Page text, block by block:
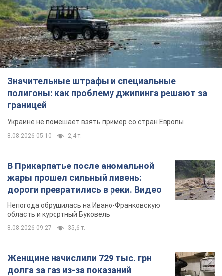
Значительные штрафы и специальные
полигоны: как проблему джипинга решают за
границей
Украине не помешает взять пример со стран Европы
8.08.2026 05:10 2,4 т.
В Прикарпатье после аномальной
жары прошел сильный ливень:
дороги превратились в реки. Видео
Непогода обрушилась на Ивано-Франковскую
область и курортный Буковель
8.08.2026 09:27 35,6 т.
Женщине начислили 729 тыс. грн
долга за газ из-за показаний